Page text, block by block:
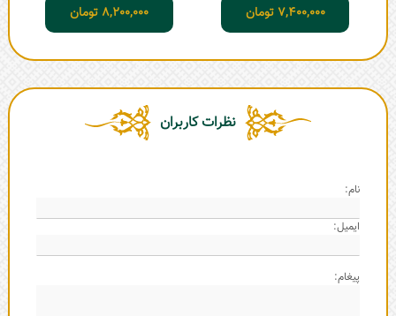
7,400,000 تومان 8,200,000 تومان
نظرات کاربران
نام:
ایمیل:
پیغام: